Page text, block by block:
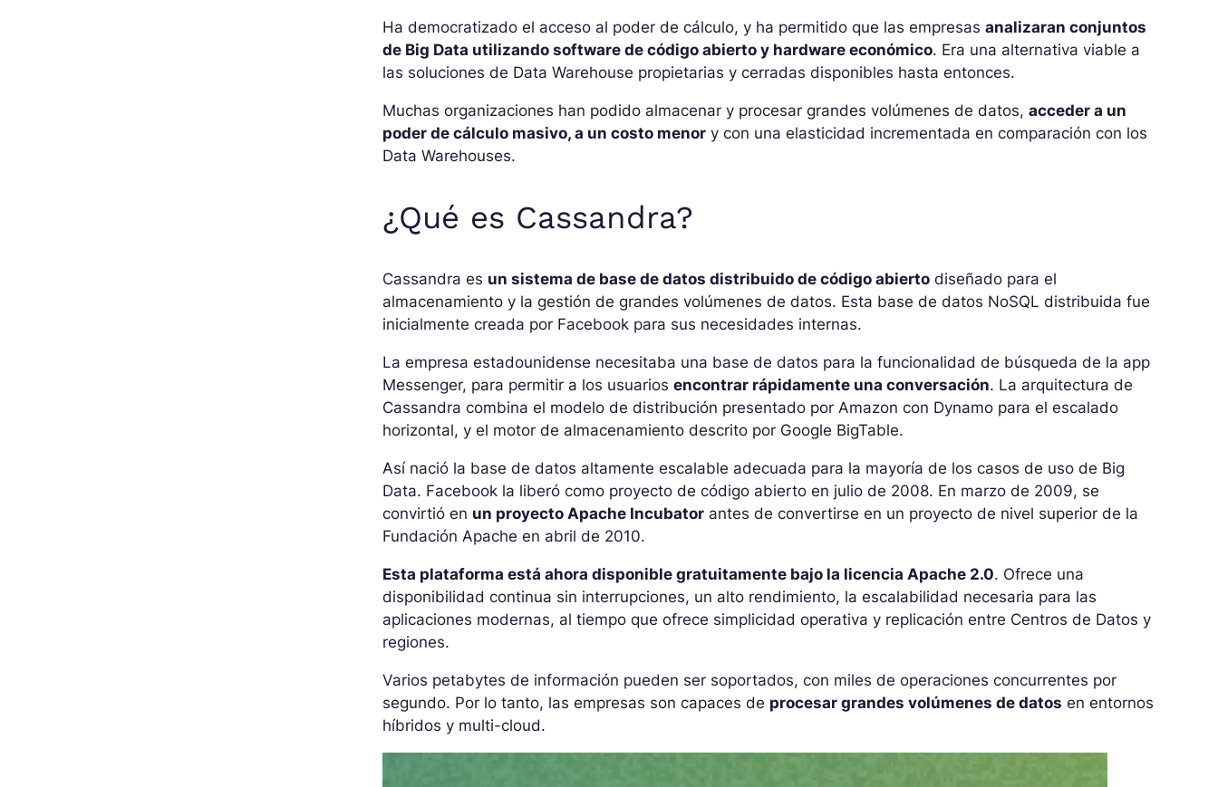
Ha democratizado el acceso al poder de cálculo, y ha permitido que las empresasanalizaran conjuntos
de Big Data utilizando software de código abierto y hardware económico. Era una alternativa viable a
las soluciones de Data Warehouse propietarias y cerradas disponibles hasta entonces.
Muchas organizaciones han podido almacenar y procesar grandes volúmenes de datos,acceder a un
poder de cálculo masivo, a un costo menor y con una elasticidad incrementada en comparación con los
Data Warehouses.
¿Qué es Cassandra?
Cassandra es un sistema de base de datos distribuido de código abierto diseñado para el
almacenamiento y la gestión de grandes volúmenes de datos. Esta base de datos NoSQL distribuida fue
inicialmente creada por Facebook para sus necesidades internas.
La empresa estadounidense necesitaba una base de datos para la funcionalidad de búsqueda de la app
Messenger, para permitir a los usuariosencontrar rápidamente una conversación. La arquitectura de
Cassandra combina el modelo de distribución presentado por Amazon con Dynamo para el escalado
horizontal, y el motor de almacenamiento descrito por Google BigTable.
Así nació la base de datos altamente escalable adecuada para la mayoría de los casos de uso de Big
Data. Facebook la liberó como proyecto de código abierto en julio de 2008. En marzo de 2009, se
convirtió en un proyecto Apache Incubator antes de convertirse en un proyecto de nivel superior de la
Fundación Apache en abril de 2010.
Esta plataforma está ahora disponible gratuitamente bajo la licencia Apache 2.0. Ofrece una
disponibilidad continua sin interrupciones, un alto rendimiento, la escalabilidad necesaria para las
aplicaciones modernas, al tiempo que ofrece simplicidad operativa y replicación entre Centros de Datos y
regiones.
Varios petabytes de información pueden ser soportados, con miles de operaciones concurrentes por
segundo. Por lo tanto, las empresas son capaces de procesar grandes volúmenes de datos en entornos
híbridos y multi-cloud.